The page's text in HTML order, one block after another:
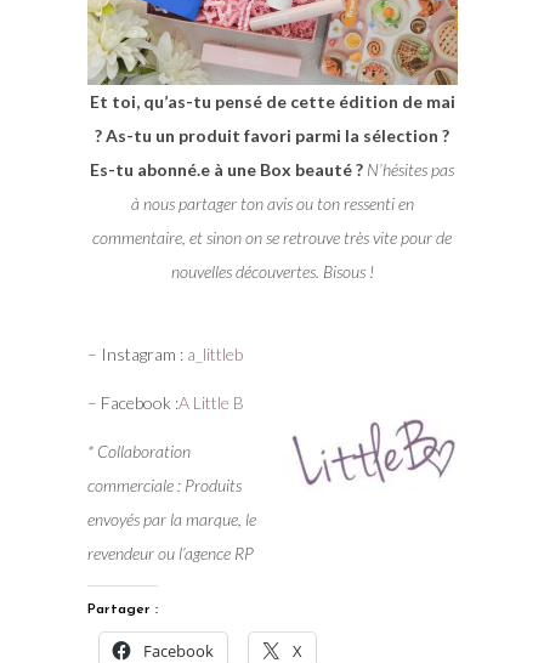
Et toi, qu’as-tu pensé de cette édition de mai
? As-tu un produit favori parmi la sélection ?
Es-tu abonné.e à une Box beauté ? N’hésites pas
à nous partager ton avis ou ton ressenti en
commentaire, et sinon on se retrouve très vite pour de
nouvelles découvertes. Bisous !
– Instagram : a_littleb
– Facebook :A Little B
* Collaboration
commerciale : Produits
envoyés par la marque, le
revendeur ou l’agence RP
Partager :
Facebook X